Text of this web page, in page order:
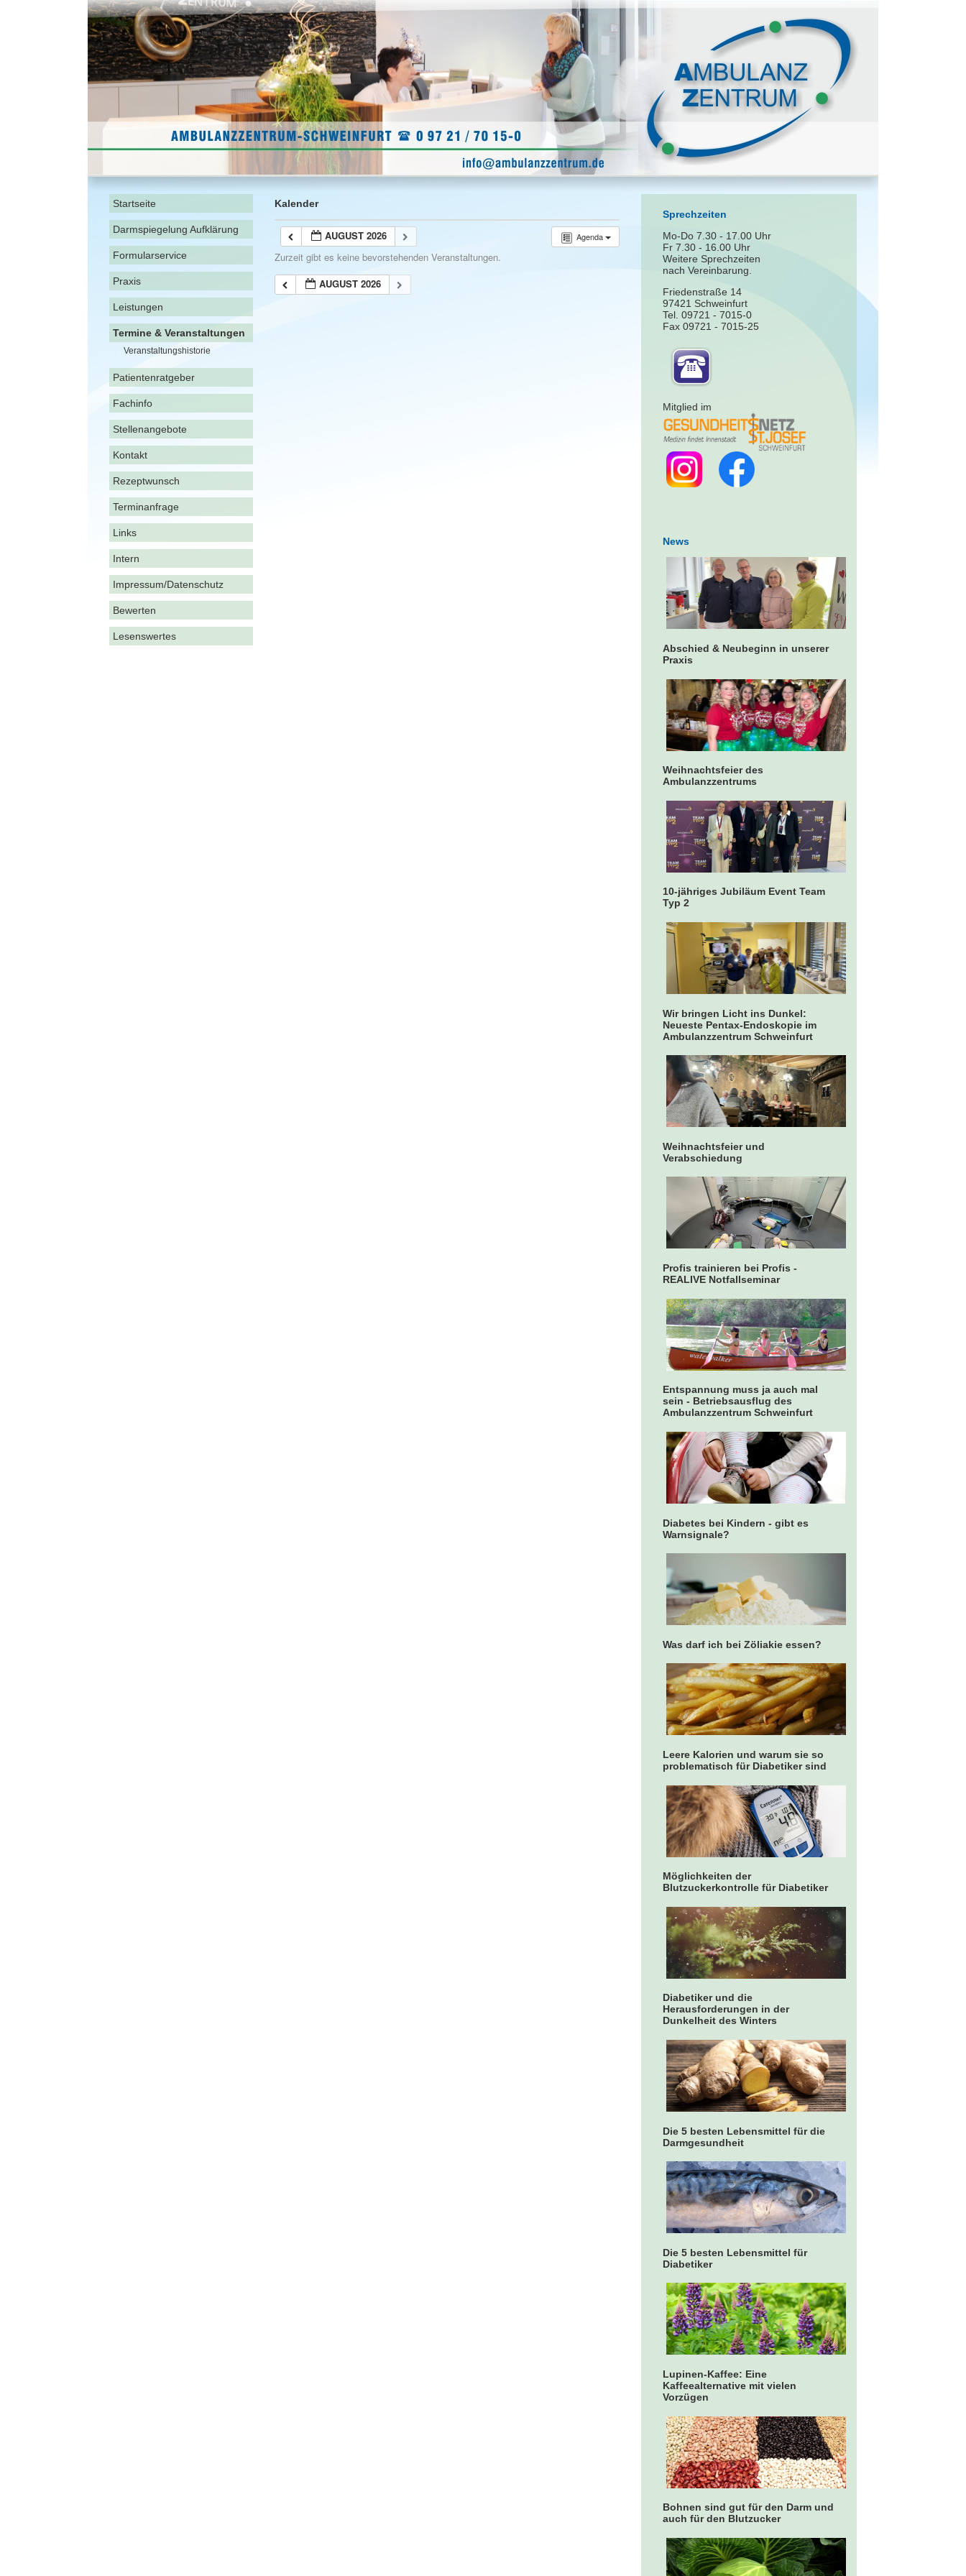
Startseite
Darmspiegelung Aufklärung
Formularservice
Praxis
Leistungen
Termine & Veranstaltungen
Veranstaltungshistorie
Patientenratgeber
Fachinfo
Stellenangebote
Kontakt
Rezeptwunsch
Terminanfrage
Links
Intern
Impressum/Datenschutz
Bewerten
Lesenswertes
Kalender
Agenda
AUGUST 2026
Zurzeit gibt es keine bevorstehenden Veranstaltungen.
AUGUST 2026
Sprechzeiten
Mo-Do 7.30 - 17.00 Uhr
Fr 7.30 - 16.00 Uhr
Weitere Sprechzeiten
nach Vereinbarung.
Friedenstraße 14
97421 Schweinfurt
Tel. 09721 - 7015-0
Fax 09721 - 7015-25
Mitglied im
News
Abschied & Neubeginn in unserer
Praxis
Weihnachtsfeier des
Ambulanzzentrums
10-jähriges Jubiläum Event Team
Typ 2
Wir bringen Licht ins Dunkel:
Neueste Pentax-Endoskopie im
Ambulanzzentrum Schweinfurt
Weihnachtsfeier und
Verabschiedung
Profis trainieren bei Profis -
REALIVE Notfallseminar
Entspannung muss ja auch mal
sein - Betriebsausflug des
Ambulanzzentrum Schweinfurt
Diabetes bei Kindern - gibt es
Warnsignale?
Was darf ich bei Zöliakie essen?
Leere Kalorien und warum sie so
problematisch für Diabetiker sind
Möglichkeiten der
Blutzuckerkontrolle für Diabetiker
Diabetiker und die
Herausforderungen in der
Dunkelheit des Winters
Die 5 besten Lebensmittel für die
Darmgesundheit
Die 5 besten Lebensmittel für
Diabetiker
Lupinen-Kaffee: Eine
Kaffeealternative mit vielen
Vorzügen
Bohnen sind gut für den Darm und
auch für den Blutzucker